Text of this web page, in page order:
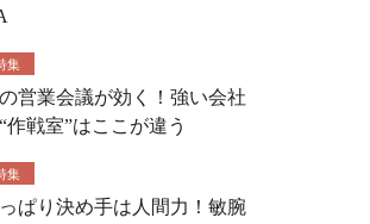
集
営業会議が効く！強い会社
作戦室”はここが違う
集
ぱり決め手は人間力！敏腕